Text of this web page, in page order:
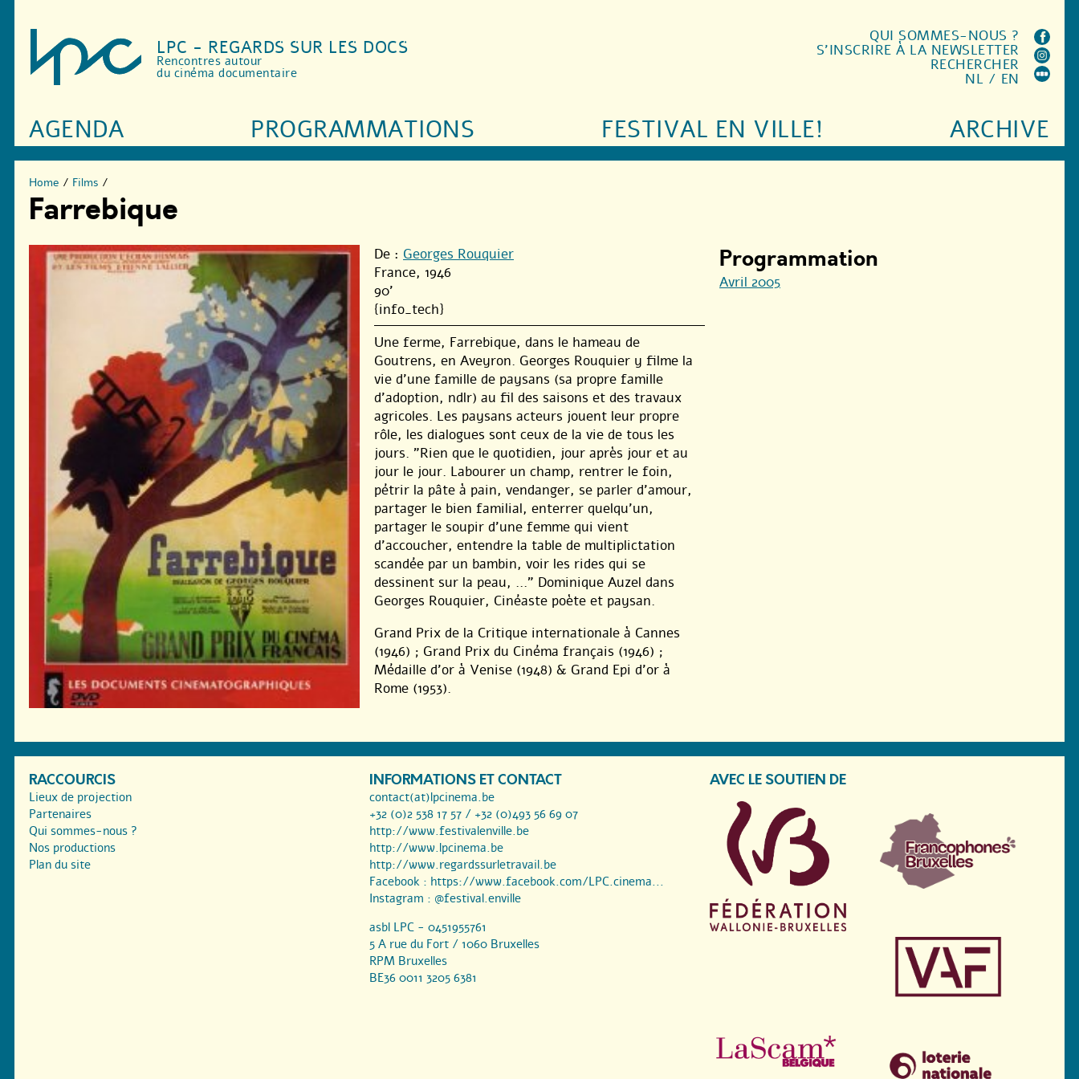
LPC - REGARDS SUR LES DOCS
Rencontres autour
du cinéma documentaire
AGENDA PROGRAMMATIONS FESTIVAL EN VILLE! ARCHIVE
QUI SOMMES-NOUS ?
S'INSCRIRE À LA NEWSLETTER
RECHERCHER
NL / EN
Home / Films /
Farrebique
De : Georges Rouquier
France, 1946
90'
{info_tech}
Une ferme, Farrebique, dans le hameau de
Goutrens, en Aveyron. Georges Rouquier y filme la
vie d’une famille de paysans (sa propre famille
d’adoption, ndlr) au fil des saisons et des travaux
agricoles. Les paysans acteurs jouent leur propre
rôle, les dialogues sont ceux de la vie de tous les
jours. "Rien que le quotidien, jour après jour et au
jour le jour. Labourer un champ, rentrer le foin,
pétrir la pâte à pain, vendanger, se parler d’amour,
partager le bien familial, enterrer quelqu’un,
partager le soupir d’une femme qui vient
d’accoucher, entendre la table de multiplictation
scandée par un bambin, voir les rides qui se
dessinent sur la peau, ..." Dominique Auzel dans
Georges Rouquier, Cinéaste poète et paysan.
Grand Prix de la Critique internationale à Cannes
(1946) ; Grand Prix du Cinéma français (1946) ;
Médaille d’or à Venise (1948) & Grand Epi d’or à
Rome (1953).
Programmation
Avril 2005
RACCOURCIS
Lieux de projection
Partenaires
Qui sommes-nous ?
Nos productions
Plan du site
INFORMATIONS ET CONTACT
contact(at)lpcinema.be
+32 (0)2 538 17 57 / +32 (0)493 56 69 07
http://www.festivalenville.be
http://www.lpcinema.be
http://www.regardssurletravail.be
Facebook : https://www.facebook.com/LPC.cinema...
Instagram : @festival.enville
asbl LPC - 0451955761
5 A rue du Fort / 1060 Bruxelles
RPM Bruxelles
BE36 0011 3205 6381
AVEC LE SOUTIEN DE